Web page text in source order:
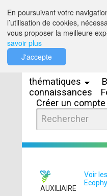
thématiques
connaissances
Créer un compte
AUXILIAIRE
Voir
En poursuivant votre
l’utilisation de cookies,
vous proposer la meilleure
savoir plus
J'accepte